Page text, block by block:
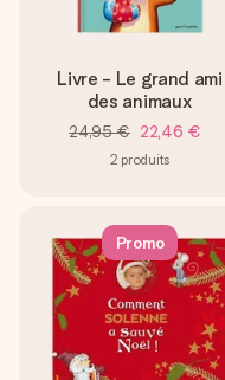
Livre - Le grand ami
des animaux
24,95 € 22,46 €
2 produits
Promo